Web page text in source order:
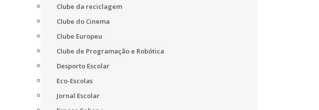
Clube da reciclagem
Clube do Cinema
Clube Europeu
Clube de Programação e Robótica
Desporto Escolar
Eco-Escolas
Jornal Escolar